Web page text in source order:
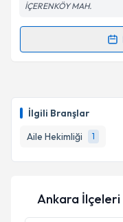
İlgili Branşlar
Aile Hekimliği
1
İÇERENKÖY MAH.
Randevu
takvim
E-posta Adresiniz
Kişisel
Ankara İlçeleri